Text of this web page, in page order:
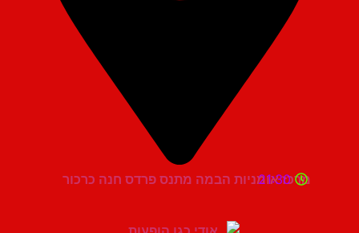
מרכז אומניות הבמה מתנס פרדס חנה כרכור
21:30